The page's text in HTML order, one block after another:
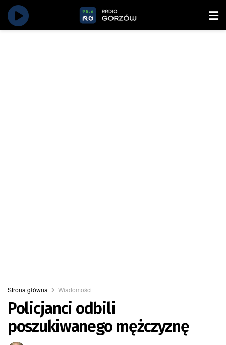
Strona główna Wiadomości
Policjanci odbili
poszukiwanego mężczyznę